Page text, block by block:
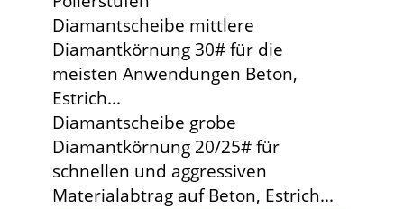
Diamantscheibe mittlere
Diamantkörnung 30# für die
meisten Anwendungen Beton,
Estrich...
Diamantscheibe grobe
Diamantkörnung 20/25# für
schnellen und aggressiven
Materialabtrag auf Beton, Estrich...